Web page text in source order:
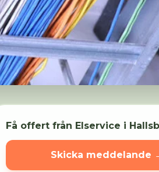
Få offert från Elservice i
Skicka meddelande